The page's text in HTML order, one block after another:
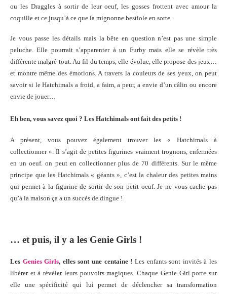
ou les Draggles à sortir de leur oeuf, les gosses frottent avec amour la
coquille et ce jusqu’à ce que la mignonne bestiole en sorte.
Je vous passe les détails mais la bête en question n’est pas une simple
peluche. Elle pourrait s’apparenter à un Furby mais elle se révèle très
différente malgré tout. Au fil du temps, elle évolue, elle propose des jeux…
et montre même des émotions. A travers la couleurs de ses yeux, on peut
savoir si le Hatchimals a froid, a faim, a peur, a envie d’un câlin ou encore
envie de jouer…
Eh ben, vous savez quoi ? Les Hatchimals ont fait des petits !
A présent, vous pouvez également trouver les « Hatchimals à
collectionner ». Il s’agit de petites figurines vraiment trognons, enfermées
en un oeuf. on peut en collectionner plus de 70 différents. Sur le même
principe que les Hatchimals « géants », c’est la chaleur des petites mains
qui permet à la figurine de sortir de son petit oeuf. Je ne vous cache pas
qu’à la maison ça a un succès de dingue !
… et puis, il y a les Genie Girls !
Les Genies Girls, elles sont une centaine ! Les enfants sont invités à les
libérer et à révéler leurs pouvoirs magiques. Chaque Genie Girl porte sur
elle une spécificité qui lui permet de déclencher sa transformation